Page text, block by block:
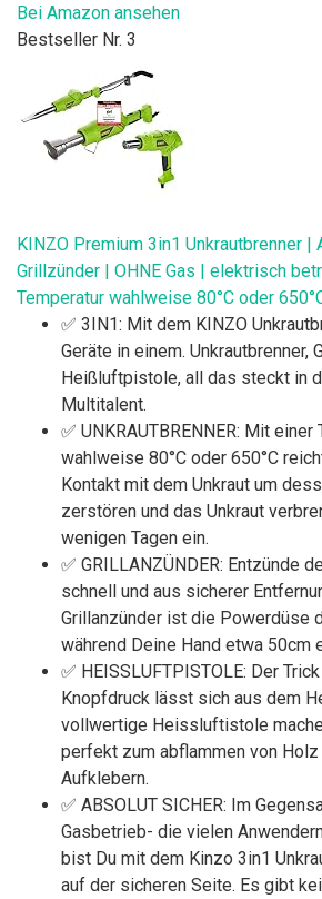
Bei Amazon ansehen
Bestseller Nr. 3
KINZO Premium 3in1 Unkrautbrenner |
Grillzünder | OHNE Gas | elektrisch
Temperatur wahlweise 80°C oder
✅ 3IN1: Mit dem KINZO
Geräte in einem. Unkrautbrenner,
Heißluftpistole, all das steckt in
Multitalent.
✅ UNKRAUTBRENNER: Mit
wahlweise 80°C oder 650°C
Kontakt mit dem Unkraut um
zerstören und das Unkraut
wenigen Tagen ein.
✅ GRILLANZÜNDER: Entzünde
schnell und aus sicherer
Grillanzünder ist die Powerdüse
während Deine Hand etwa 50cm
✅ HEISSLUFTPISTOLE: Der
Knopfdruck lässt sich aus dem
vollwertige Heissluftistole
perfekt zum abflammen von
Aufklebern.
✅ ABSOLUT SICHER: Im
Gasbetrieb- die vielen
bist Du mit dem Kinzo 3in1
auf der sicheren Seite. Es gibt